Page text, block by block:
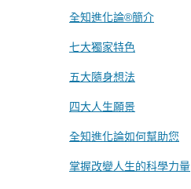
全知進化論®簡介
七大獨家特色
五大隨身想法
四大人生願景
全知進化論如何幫助您
掌握改變人生的科學力量